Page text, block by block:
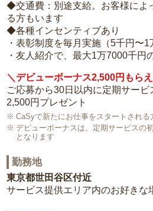
◆交通費：別途支給。お客様によ
る方もいます
◆各種インセンティブあり
・表彰制度を毎月実施（5千円〜1
・友人紹介で、最大1万7000千円
＼デビューボーナス2,500円もら
ご応募から30日以内に定期サービ
2,500円プレゼント
CaSyで新たにお仕事をスタートされる
デビューボーナスは、定期サービスの
となります
勤務地
東京都世田谷区付近
サービス提供エリア内のお好きな